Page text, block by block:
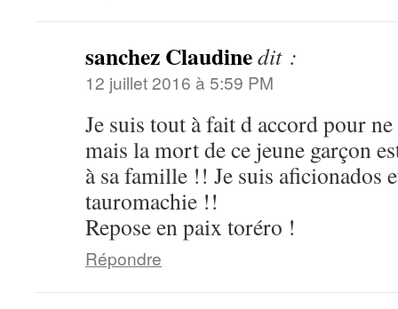
sanchez Claudinedit :
12 juillet 2016 à 5:59 PM
Je suis tout à fait d accord pour
mais la mort de ce jeune garçon
à sa famille !! Je suis aficionados
tauromachie !!
Repose en paix toréro !
Répondre